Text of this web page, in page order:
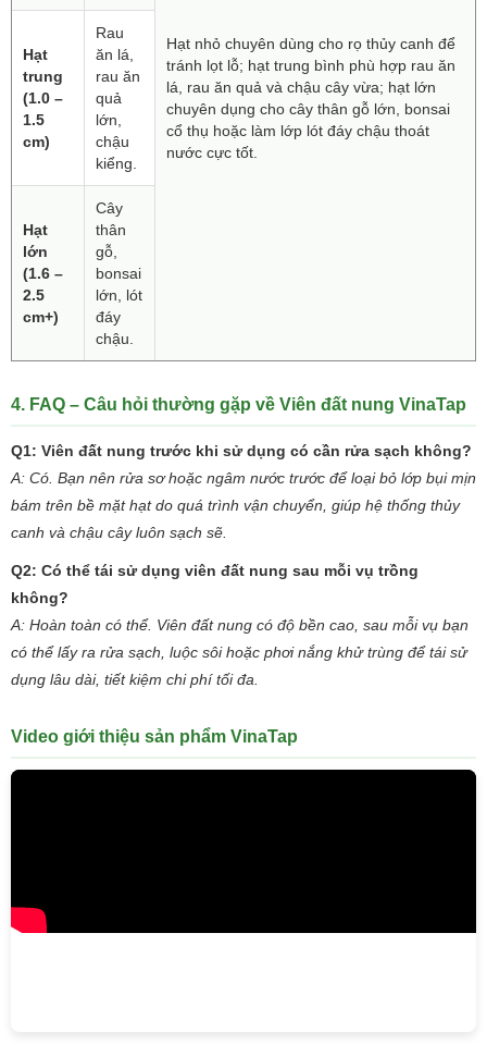
Hạt nhỏ chuyên dùng cho rọ thủy canh để
tránh lọt lỗ; hạt trung bình phù hợp rau ăn
lá, rau ăn quả và chậu cây vừa; hạt lớn
chuyên dụng cho cây thân gỗ lớn, bonsai
cổ thụ hoặc làm lớp lót đáy chậu thoát
nước cực tốt.
Hạt
trung
(1.0 –
1.5
cm)
Rau
ăn lá,
rau ăn
quả
lớn,
chậu
kiểng.
Hạt
lớn
(1.6 –
2.5
cm+)
Cây
thân
gỗ,
bonsai
lớn, lót
đáy
chậu.
4. FAQ – Câu hỏi thường gặp về Viên đất nung VinaTap
Q1: Viên đất nung trước khi sử dụng có cần rửa sạch không?
A: Có. Bạn nên rửa sơ hoặc ngâm nước trước để loại bỏ lớp bụi mịn
bám trên bề mặt hạt do quá trình vận chuyển, giúp hệ thống thủy
canh và chậu cây luôn sạch sẽ.
Q2: Có thể tái sử dụng viên đất nung sau mỗi vụ trồng
không?
A: Hoàn toàn có thể. Viên đất nung có độ bền cao, sau mỗi vụ bạn
có thể lấy ra rửa sạch, luộc sôi hoặc phơi nắng khử trùng để tái sử
dụng lâu dài, tiết kiệm chi phí tối đa.
Video giới thiệu sản phẩm VinaTap